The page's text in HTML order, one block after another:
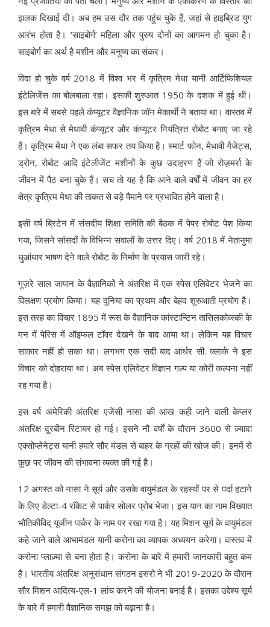
झलक दिखाई दी। अब हम उस दौर तक पहुंच चुके हैं, जहां से हाइब्रिड युग
आरंभ होता है। ‘साइबोर्ग’ महिला और पुरुष दोनों का आगमन हो चुका है।
साइबोर्ग का अर्थ है मशीन और मनुष्य का संकर।
विदा हो चुके वर्ष 2018 में विश्व भर में कृत्रिम मेधा यानी आर्टिफिशियल
इंटेलिजेंस का बोलबाला रहा। इसकी शुरुआत 1950 के दशक में हुई थी।
इस बारे में सबसे पहले कंप्यूटर वैज्ञानिक जॉन मेकार्थी ने बताया था। वास्तव में
कृत्रिम मेधा से मेधावी कंप्यूटर और कंप्यूटर नियंत्रित रोबोट बनाए जा रहे
हैं। कृत्रिम मेधा ने एक लंबा सफर तय किया है। स्मार्ट फोन, मेधावी गैजेट्स,
ड्रोन, रोबोट आदि इंटेलीजेंट मशीनों के कुछ उदाहरण हैं जो रोज़मर्रा के
जीवन में पैठ बना चुके हैं। सच तो यह है कि आने वाले वर्षों में जीवन का हर
क्षेत्र कृत्रिम मेधा की ताकत से बड़े पैमाने पर प्रभावित होने वाला है।
इसी वर्ष ब्रिटेन में संसदीय शिक्षा समिति की बैठक में पेपर रोबोट पेश किया
गया, जिसने सांसदों के विभिन्न सवालों के उत्तर दिए। वर्ष 2018 में नेतानुमा
धुआंधार भाषण देने वाले रोबोट के निर्माण के प्रयास जारी रहे।
गुज़रे साल जापान के वैज्ञानिकों ने अंतरिक्ष में एक स्पेस एलिवेटर भेजने का
विलक्षण प्रयोग किया। यह दुनिया का प्रथम और बेहद शुरुआती प्रयोग है।
इस तरह का विचार 1895 में रूस के वैज्ञानिक कांस्टान्टिन तासिलकोव्स्की के
मन में पेरिस में ऑइफल टॉवर देखने के बाद आया था। लेकिन यह विचार
साकार नहीं हो सका था। लगभग एक सदी बाद आर्थर सी. क्लार्क ने इस
विचार को दोहराया था। अब स्पेस एलिवेटर विज्ञान गल्प या कोरी कल्पना नहीं
रह गया है।
इस वर्ष अमेरिकी अंतरिक्ष एजेंसी नासा की आंख कही जाने वाली केप्लर
अंतरिक्ष दूरबीन रिटायर हो गई। इसने नौ वर्षों के दौरान 3600 से ज़्यादा
एक्सोप्लेनेट्स यानी हमारे सौर मंडल से बाहर के ग्रहों की खोज की। इनमें से
कुछ पर जीवन की संभावना व्यक्त की गई है।
12 अगस्त को नासा ने सूर्य और उसके वायुमंडल के रहस्यों पर से पर्दा हटाने
के लिए डेल्टा-4 रॉकेट से पार्कर सोलर प्रोब भेजा। इस यान का नाम विख्यात
भौतिकीविद् यूजीन पार्कर के नाम पर रखा गया है। यह मिशन सूर्य के वायुमंडल
कहे जाने वाले आभामंडल यानी करोना का व्यापक अध्ययन करेगा। वास्तव में
करोना प्लाज़्मा से बना होता है। करोना के बारे में हमारी जानकारी बहुत कम
है। भारतीय अंतरिक्ष अनुसंधान संगठन इसरो ने भी 2019-2020 के दौरान
सौर मिशन आदित्य-एल-1 लांच करने की योजना बनाई है। इसका उद्देश्य सूर्य
के बारे में हमारी वैज्ञानिक समझ को बढ़ाना है।